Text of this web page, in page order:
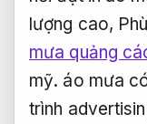
lượng cao,
mưa quảng
mỹ. áo mưa
trình